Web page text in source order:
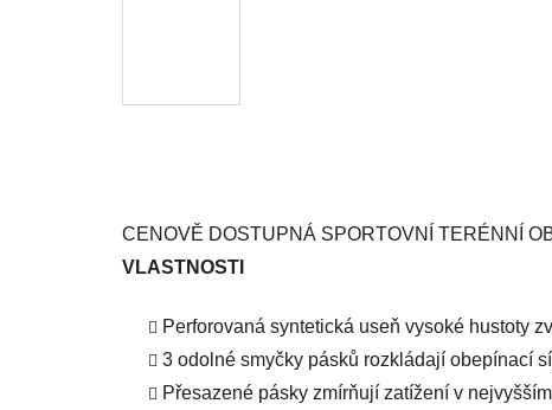
CENOVĚ DOSTUPNÁ SPORTOVNÍ TERÉNNÍ
VLASTNOSTI
Perforovaná syntetická useň vysoké hustoty
3 odolné smyčky pásků rozkládají obepínací
Přesazené pásky zmírňují zatížení v